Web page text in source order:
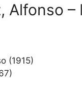
Alfonso –
(1915)